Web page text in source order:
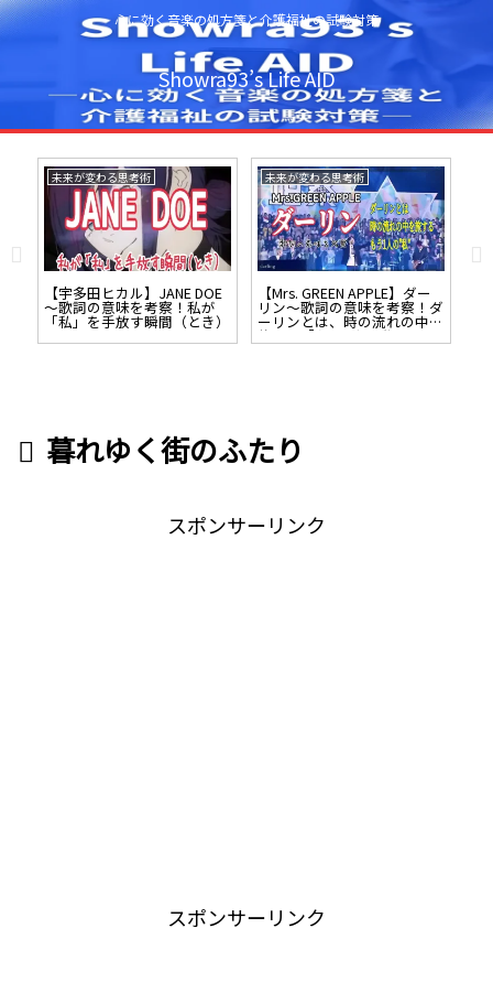
心に効く音楽の処方箋と介護福祉の試験対策
Showra93’s Life AID
未来が変わる思考術
【宇多田ヒカル】JANE DOE
～歌詞の意味を考察！私が
「私」を手放す瞬間（とき）
未来が変わる思考術
【Mrs. GREEN APPLE】ダー
リン～歌詞の意味を考察！ダ
ーリンとは、時の流れの中を
旅する「もう1人の私」
暮れゆく街のふたり
スポンサーリンク
スポンサーリンク